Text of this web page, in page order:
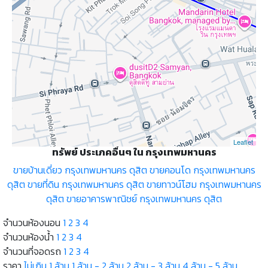
Leaflet
ทรัพย์ ประเภคอื่นๆ ใน กรุงเทพมหานคร
ขายบ้านเดี่ยว กรุงเทพมหานคร ดุสิต ขายคอนโด กรุงเทพมหานคร
ดุสิต ขายที่ดิน กรุงเทพมหานคร ดุสิต ขายทาวน์โฮม กรุงเทพมหานคร
ดุสิต ขายอาคารพาณิชย์ กรุงเทพมหานคร ดุสิต
จำนวนห้องนอน 1 2 3 4
จำนวนห้องน้ำ 1 2 3 4
จำนวนที่จอดรถ 1 2 3 4